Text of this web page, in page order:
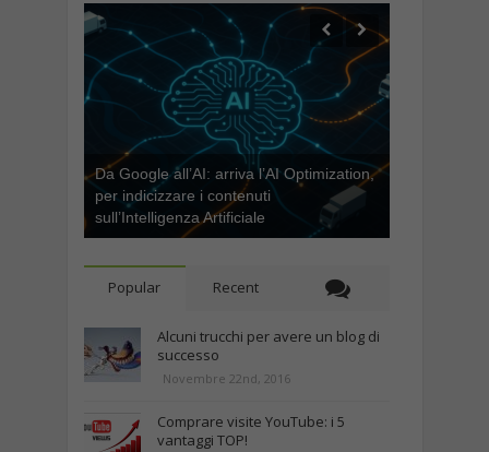
Da Google all’AI: arriva l’AI Optimization,
per indicizzare i contenuti
sull’Intelligenza Artificiale
Popular Recent
Alcuni trucchi per avere un blog di
successo
Novembre 22nd, 2016
Comprare visite YouTube: i 5
vantaggi TOP!